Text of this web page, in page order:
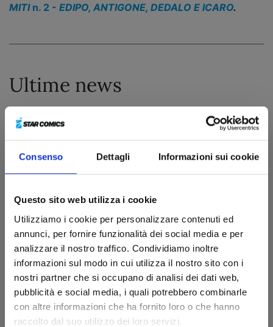
Consenso Dettagli Informazioni sui cookie
Questo sito web utilizza i cookie
Utilizziamo i cookie per personalizzare contenuti ed
annunci, per fornire funzionalità dei social media e per
analizzare il nostro traffico. Condividiamo inoltre
informazioni sul modo in cui utilizza il nostro sito con i
nostri partner che si occupano di analisi dei dati web,
pubblicità e social media, i quali potrebbero combinarle
con altre informazioni che ha fornito loro o che hanno
raccolto dal suo utilizzo dei loro servizi.
MITIn. 2 - EDIPO, ANTIGONE, DEDALO E ICARO.
Ultime news
SLITTAMENTI RIGUARDANTI ALCUNE FUTURE USCITE
06/08/2026
Il punto della situazione per aggiornare i lettori